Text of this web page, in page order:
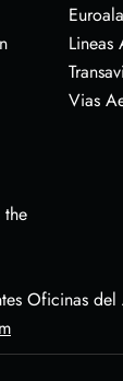
Lineas
Vias
Oficinas